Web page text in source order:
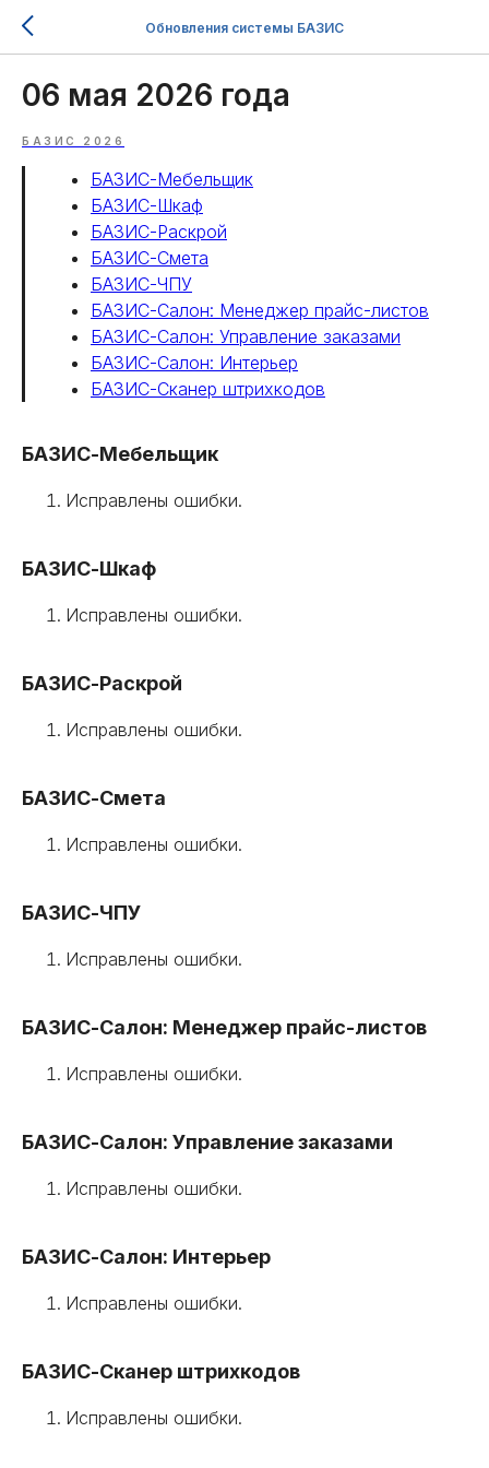
Обновления системы БАЗИС
06 мая 2026 года
БАЗИС 2026
БАЗИС-Мебельщик
БАЗИС-Шкаф
БАЗИС-Раскрой
БАЗИС-Смета
БАЗИС-ЧПУ
БАЗИС-Салон: Менеджер прайс-листов
БАЗИС-Салон: Управление заказами
БАЗИС-Салон: Интерьер
БАЗИС-Сканер штрихкодов
БАЗИС-Мебельщик
Исправлены ошибки.
БАЗИС-Шкаф
Исправлены ошибки.
БАЗИС-Раскрой
Исправлены ошибки.
БАЗИС-Смета
Исправлены ошибки.
БАЗИС-ЧПУ
Исправлены ошибки.
БАЗИС-Салон: Менеджер прайс-листов
Исправлены ошибки.
БАЗИС-Салон: Управление заказами
Исправлены ошибки.
БАЗИС-Салон: Интерьер
Исправлены ошибки.
БАЗИС-Сканер штрихкодов
Исправлены ошибки.